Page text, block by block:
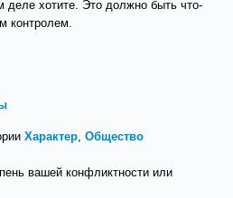
деле хотите. Это должно быть что-
контролем.
Характер, Общество
вашей конфликтности или